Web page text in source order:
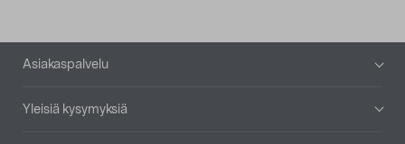
Alatunniste
Asiakaspalvelu
Yleisiä kysymyksiä